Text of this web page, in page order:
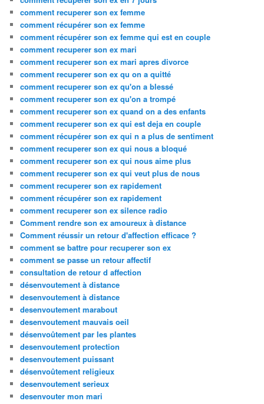
comment recuperer son ex femme
comment récupérer son ex femme
comment récupérer son ex femme qui est en couple
comment recuperer son ex mari
comment recuperer son ex mari apres divorce
comment recuperer son ex qu on a quitté
comment recuperer son ex qu'on a blessé
comment recuperer son ex qu'on a trompé
comment recuperer son ex quand on a des enfants
comment recuperer son ex qui est deja en couple
comment récupérer son ex qui n a plus de sentiment
comment recuperer son ex qui nous a bloqué
comment recuperer son ex qui nous aime plus
comment recuperer son ex qui veut plus de nous
comment recuperer son ex rapidement
comment récupérer son ex rapidement
comment recuperer son ex silence radio
Comment rendre son ex amoureux à distance
Comment réussir un retour d'affection efficace ?
comment se battre pour recuperer son ex
comment se passe un retour affectif
consultation de retour d affection
désenvoutement à distance
desenvoutement à distance
desenvoutement marabout
desenvoutement mauvais oeil
désenvoûtement par les plantes
desenvoutement protection
desenvoutement puissant
désenvoûtement religieux
desenvoutement serieux
desenvouter mon mari